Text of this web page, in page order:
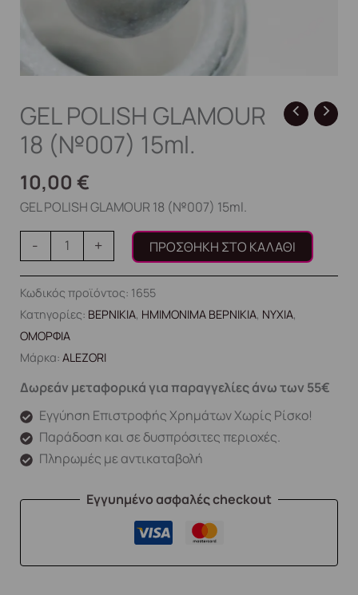
GEL POLISH GLAMOUR
18 (№007) 15ml.
10,00 €
GEL POLISH GLAMOUR 18 (№007) 15ml.
- + ΠΡΟΣΘΉΚΗ ΣΤΟ ΚΑΛΆΘΙ
Κωδικός προϊόντος: 1655
Κατηγορίες: ΒΕΡΝΙΚΙΑ, ΗΜΙΜΟΝΙΜΑ ΒΕΡΝΙΚΙΑ, ΝΥΧΙΑ,
ΟΜΟΡΦΙΑ
Μάρκα: ALEZORI
Δωρεάν μεταφορικά για παραγγελίες άνω των 55€
Εγγύηση Επιστροφής Χρημάτων Χωρίς Ρίσκο!
Παράδοση και σε δυσπρόσιτες περιοχές.
Πληρωμές με αντικαταβολή
Εγγυημένο ασφαλές checkout